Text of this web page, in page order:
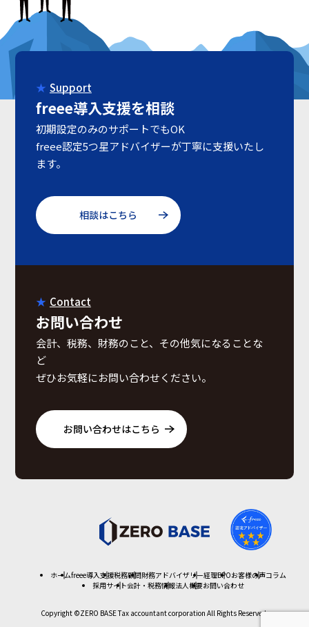
Support
freee導入支援を相談
初期設定のみのサポートでもOK
freee認定5つ星アドバイザーが丁寧に支援いたし
ます。
相談はこちら
Contact
お問い合わせ
会計、税務、財務のこと、その他気になることな
ど
ぜひお気軽にお問い合わせください。
お問い合わせはこちら
ホームfreee導入支援税務顧問財務アドバイザリー経理BPOお客様の声コラム
採用サイト会計・税務情報法人概要お問い合わせ
Copyright ©ZERO BASE Tax accountant corporation All Rights Reserved.